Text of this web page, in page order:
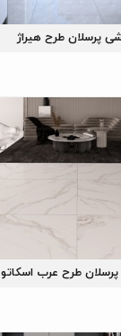
پرسلان طرح هیراژ
طرح عرب اسکاتو